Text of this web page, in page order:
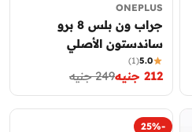
ONEPLUS
جراب ون بلس 8 برو
ساندستون الأصلي
(Sandstone Bumper
Case)
5.0
(1)
سعر
التخفيض
212 جنيه
السعر
العادي
249 جنيه
-25%